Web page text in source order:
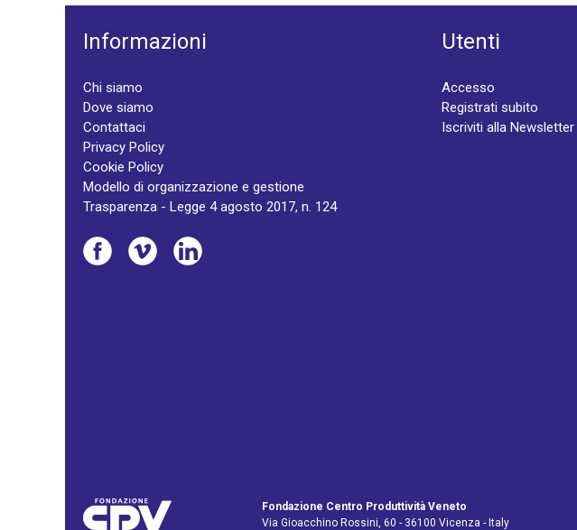
Informazioni
Chi siamo
Dove siamo
Contattaci
Privacy Policy
Cookie Policy
Modello di organizzazione e gestione
Trasparenza - Legge 4 agosto 2017, n. 124
Utenti
Accesso
Registrati subito
Iscriviti alla Newsletter
Fondazione Centro Produttività Veneto
Via Gioacchino Rossini, 60 - 36100 Vicenza - Italy